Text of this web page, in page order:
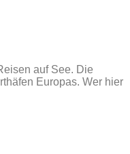
auf See. Die
Europas. Wer hier